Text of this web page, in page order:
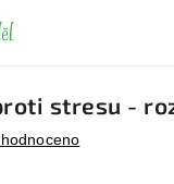
stresu -